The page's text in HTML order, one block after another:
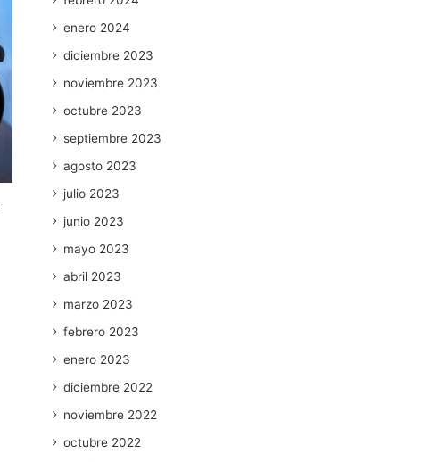
enero 2024
diciembre 2023
noviembre 2023
octubre 2023
septiembre 2023
agosto 2023
julio 2023
junio 2023
mayo 2023
abril 2023
marzo 2023
febrero 2023
enero 2023
diciembre 2022
noviembre 2022
octubre 2022